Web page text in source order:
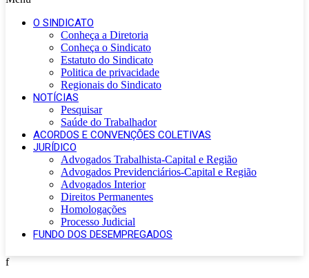
O SINDICATO
Conheça a Diretoria
Conheça o Sindicato
Estatuto do Sindicato
Politica de privacidade
Regionais do Sindicato
NOTÍCIAS
Pesquisar
Saúde do Trabalhador
ACORDOS E CONVENÇÕES COLETIVAS
JURÍDICO
Advogados Trabalhista-Capital e Região
Advogados Previdenciários-Capital e Região
Advogados Interior
Direitos Permanentes
Homologações
Processo Judicial
FUNDO DOS DESEMPREGADOS
f